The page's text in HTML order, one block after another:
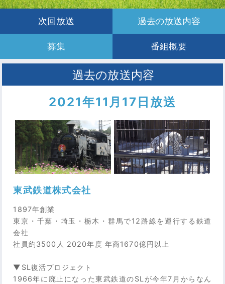
2021年11月17日放送
東武鉄道株式会社
1897年創業
東京・千葉・埼玉・栃木・群馬で12路線を運行する鉄道
会社
社員約3500人 2020年度 年商1670億円以上
▼SL復活プロジェクト
1966年に廃止になった東武鉄道のSLが今年7月からなん